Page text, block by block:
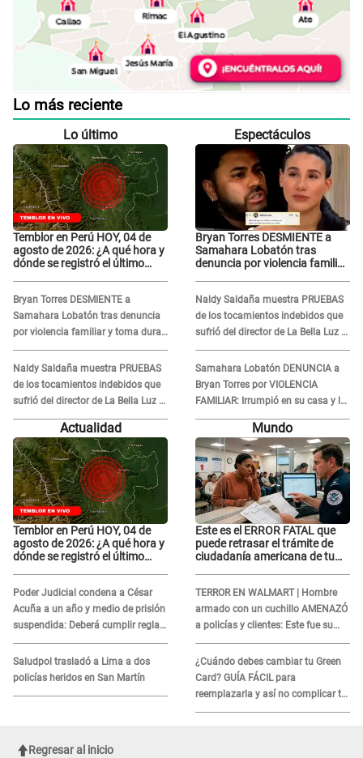
Lo más reciente
Lo último
Temblor en Perú HOY, 04 de
agosto de 2026: ¿A qué hora y
dónde se registró el último
Bryan Torres DESMIENTE a
Samahara Lobatón tras denuncia
por violencia familiar y toma dura
decisión: "Otra mentira, que me
perdonen mis hijos, pero..."
Naldy Saldaña muestra PRUEBAS
de los tocamientos indebidos que
sufrió del director de La Bella Luz y
SE QUIEBRA: "Estaba asustada"
Espectáculos
Bryan Torres DESMIENTE a
Samahara Lobatón tras
denuncia por violencia familiar
hijos, pero..."
Naldy Saldaña muestra PRUEBAS
de los tocamientos indebidos que
sufrió del director de La Bella Luz y
SE QUIEBRA: "Estaba asustada"
Samahara Lobatón DENUNCIA a
Bryan Torres por VIOLENCIA
FAMILIAR: Irrumpió en su casa y la
atacó en la calle
Actualidad
Temblor en Perú HOY, 04 de
agosto de 2026: ¿A qué hora y
dónde se registró el último
Poder Judicial condena a César
Acuña a un año y medio de prisión
suspendida: Deberá cumplir reglas
de conducta
Saludpol trasladó a Lima a dos
policías heridos en San Martín
Mundo
Este es el ERROR FATAL que
puede retrasar el trámite de
ciudadanía americana de tu
TERROR EN WALMART | Hombre
armado con un cuchillo AMENAZÓ
a policías y clientes: Este fue su
INSÓLITO FINAL
¿Cuándo debes cambiar tu Green
Card? GUÍA FÁCIL para
reemplazarla y así no complicar tu
proceso migratorio
Regresar al inicio